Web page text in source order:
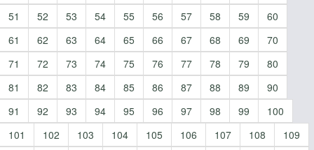
51
52 53 54 55 56 57 58 59
60
61
62 63 64 65 66 67 68 69
70
71
72 73 74 75 76 77 78 79
80
81
82 83 84 85 86 87 88 89
90
91
92 93 94 95 96 97 98 99
100
101
102 103 104 105 106 107 108
109